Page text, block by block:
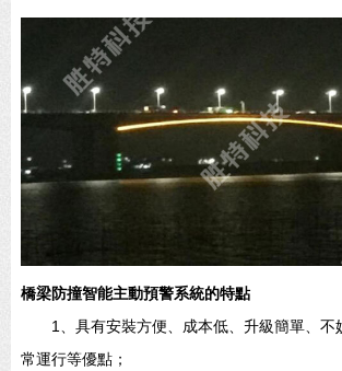
橋梁防撞智能主動預警系統的特點
1、具有安裝方便、成本低、升級簡單、不
常運行等優點；